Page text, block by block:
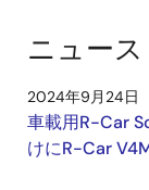
ニュース
2024年9月24日
車載用R-Car
けにR-Car